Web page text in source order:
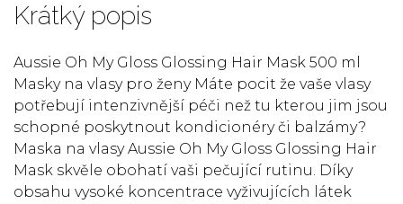
Krátký popis
Aussie Oh My Gloss Glossing Hair Mask 500 ml
Masky na vlasy pro ženy Máte pocit že vaše vlasy
potřebují intenzivnější péči než tu kterou jim jsou
schopné poskytnout kondicionéry či balzámy?
Maska na vlasy Aussie Oh My Gloss Glossing Hair
Mask skvěle obohatí vaši pečující rutinu. Díky
obsahu vysoké koncentrace vyživujících látek